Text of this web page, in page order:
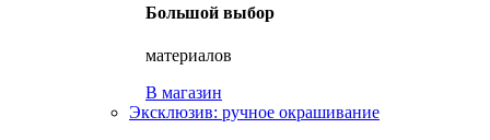
Большой выбор
материалов
В магазин
Эксклюзив: ручное окрашивание